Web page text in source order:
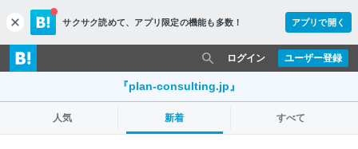
c
l
o
s
サクサク読めて、 アプリ限定の機能も多数！ アプリで開く
ユーザー登録
ログイン
『plan-consulting.jp』
人気 新着 すべて